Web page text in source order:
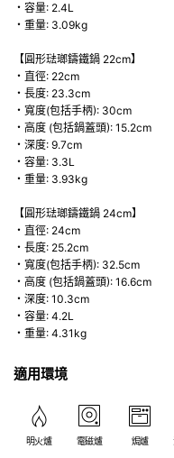
・容量: 2.4L
・重量: 3.09kg
【圓形琺瑯鑄鐵鍋 22cm】
・直徑: 22cm
・長度: 23.3cm
・寬度(包括手柄): 30cm
・高度 (包括鍋蓋頭): 15.2cm
・深度: 9.7cm
・容量: 3.3L
・重量: 3.93kg
【圓形琺瑯鑄鐵鍋 24cm】
・直徑: 24cm
・長度: 25.2cm
・寬度(包括手柄): 32.5cm
・高度 (包括鍋蓋頭): 16.6cm
・深度: 10.3cm
・容量: 4.2L
・重量: 4.31kg
適用環境
明火爐 電磁爐 焗爐